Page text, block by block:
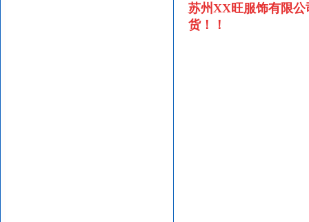
苏州XX旺服饰有限公
货！！